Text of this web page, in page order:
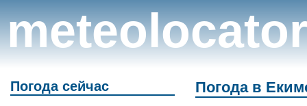
meteolocator
Погода сейчас Погода в